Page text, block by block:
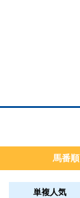
馬番順
単複人気